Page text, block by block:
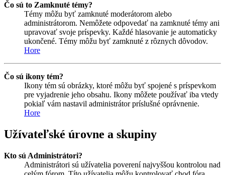
Čo sú to Zamknuté témy?
Témy môžu byť zamknuté moderátorom alebo
administrátorom. Nemôžete odpovedať na zamknuté témy ani
upravovať svoje príspevky. Každé hlasovanie je automaticky
ukončené. Témy môžu byť zamknuté z rôznych dôvodov.
Hore
Čo sú ikony tém?
Ikony tém sú obrázky, ktoré môžu byť spojené s príspevkom
pre vyjadrenie jeho obsahu. Ikony môžete používať iba vtedy
pokiaľ vám nastavil administrátor príslušné oprávnenie.
Hore
Užívateľské úrovne a skupiny
Kto sú Administrátori?
Administrátori sú užívatelia poverení najvyššou kontrolou nad